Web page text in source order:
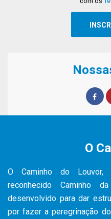
O
O Caminho do Louvor,
reconhecido
desenvolvido para dar
por fazer a peregrinação